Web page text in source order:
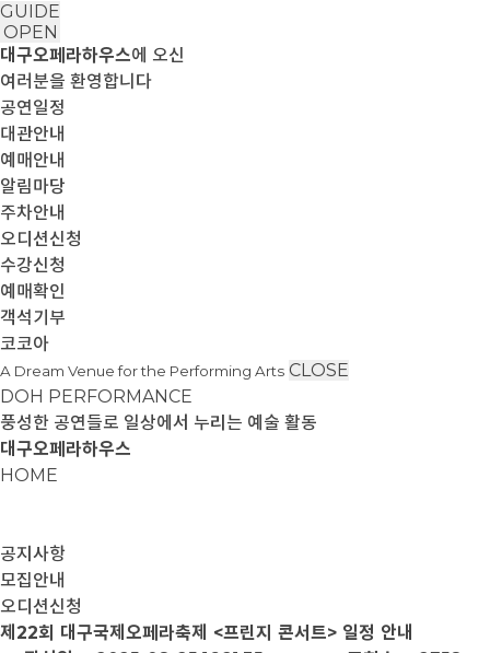
GUIDE
OPEN
대구오페라하우스에 오신
여러분을 환영합니다
공연일정
대관안내
예매안내
알림마당
주차안내
오디션신청
수강신청
예매확인
객석기부
코코아
A Dream Venue for the Performing Arts CLOSE
DOH PERFORMANCE
풍성한 공연들로 일상에서 누리는 예술 활동
대구오페라하우스
HOME
공지사항
모집안내
오디션신청
제22회 대구국제오페라축제 <프린지 콘서트> 일정 안내